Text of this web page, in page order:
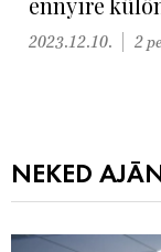
2023.12.10. 2
NEKED